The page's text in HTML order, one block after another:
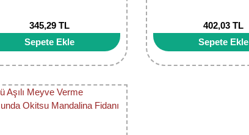
345,29 TL
Sepete Ekle
402,03 TL
Sepete Ekle